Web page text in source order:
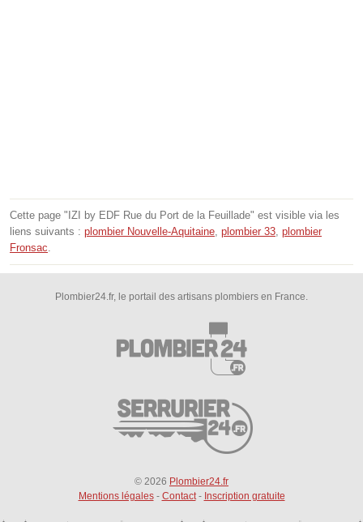
Cette page "IZI by EDF Rue du Port de la Feuillade" est visible via les
liens suivants : plombier Nouvelle-Aquitaine, plombier 33, plombier
Fronsac.
Plombier24.fr, le portail des artisans plombiers en France.
© 2026 Plombier24.fr
Mentions légales- Contact- Inscription gratuite